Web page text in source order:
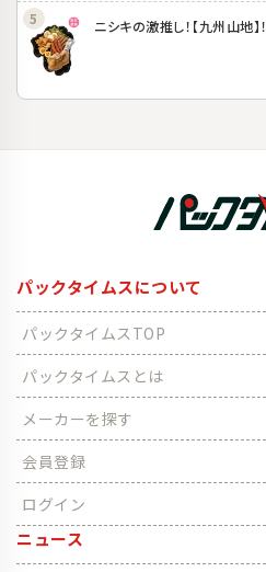
ニシキの激推し！【九州山地】！
パックタイムスについて
パックタイムスTOP
パックタイムスとは
メーカーを探す
会員登録
ログイン
ニュース